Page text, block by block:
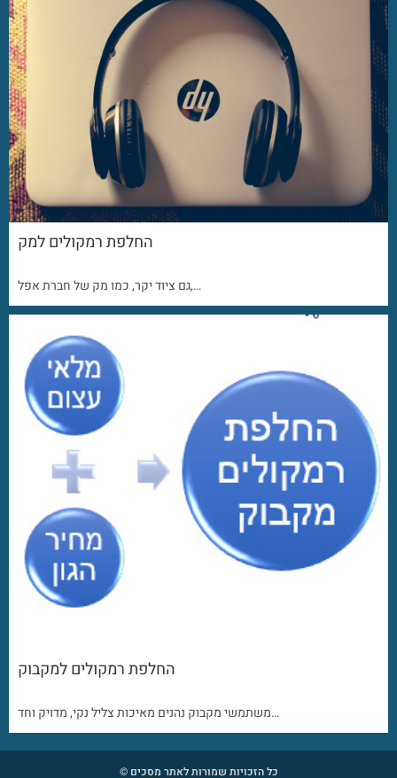
החלפת רמקולים למק
גם ציוד יקר, כמו מק של חברת אפל,…
החלפת רמקולים למקבוק
משתמשי מקבוק נהנים מאיכות צליל נקי, מדויק וחד…
כל הזכויות שמורות לאתר מסכים ©